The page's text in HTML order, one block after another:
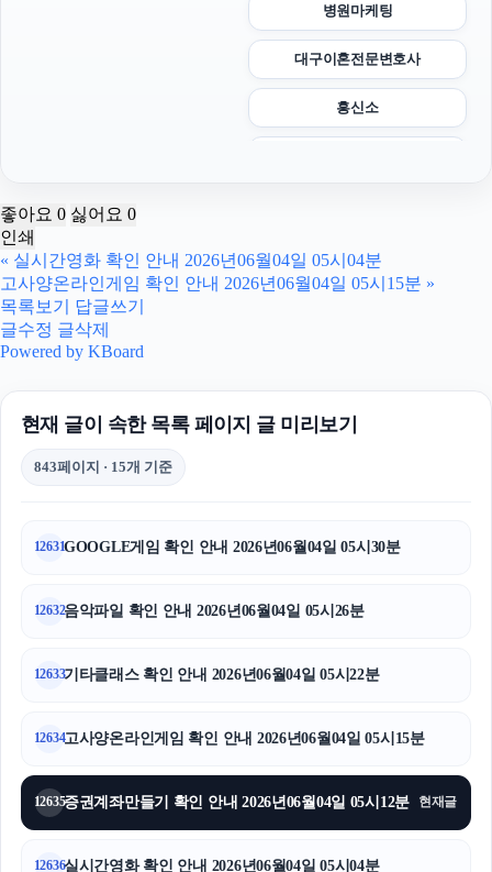
병원마케팅
대구이혼전문변호사
흥신소
마포하수구막힘
폰테크
김해이혼전문변호사
폰테크
좋아요 0 싫어요 0
인쇄
« 실시간영화 확인 안내 2026년06월04일 05시04분
고사양온라인게임 확인 안내 2026년06월04일 05시15분 »
목록보기
답글쓰기
글수정 글삭제
Powered by KBoard
현재 글이 속한 목록 페이지 글 미리보기
843페이지 · 15개 기준
12631GOOGLE게임 확인 안내 2026년06월04일 05시30분
12632음악파일 확인 안내 2026년06월04일 05시26분
12633기타클래스 확인 안내 2026년06월04일 05시22분
12634고사양온라인게임 확인 안내 2026년06월04일 05시15분
12635증권계좌만들기 확인 안내 2026년06월04일 05시12분 현재글
12636실시간영화 확인 안내 2026년06월04일 05시04분